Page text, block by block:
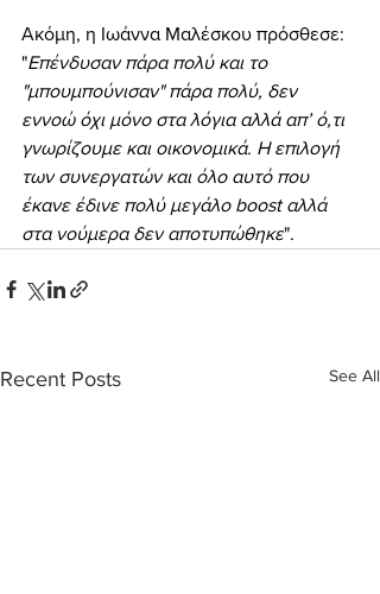
Ακόμη, η Ιωάννα Μαλέσκου πρόσθεσε:
"Επένδυσαν πάρα πολύ και το
"μπουμπούνισαν" πάρα πολύ, δεν
εννοώ όχι μόνο στα λόγια αλλά απ’ ό,τι
γνωρίζουμε και οικονομικά. Η επιλογή
των συνεργατών και όλο αυτό που
έκανε έδινε πολύ μεγάλο boost αλλά
στα νούμερα δεν αποτυπώθηκε".
Recent Posts See All